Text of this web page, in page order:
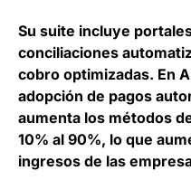
Su suite incluye
conciliaciones
cobro optimizadas. En
adopción de pagos
aumenta los métodos
10% al 90%, lo que
ingresos de las